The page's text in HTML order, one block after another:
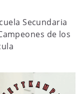
Secundaria
de los